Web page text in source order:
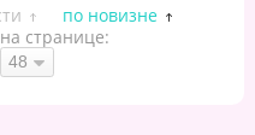
по новизне
на странице: